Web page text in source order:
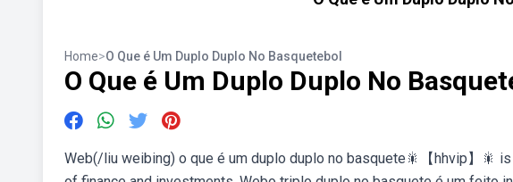
Home>O Que é Um Duplo Duplo No Basquetebol
O Que é Um Duplo Duplo No
Web(/liu weibing) o que é um duplo duplo no basquete🎇【hhvip】🎇